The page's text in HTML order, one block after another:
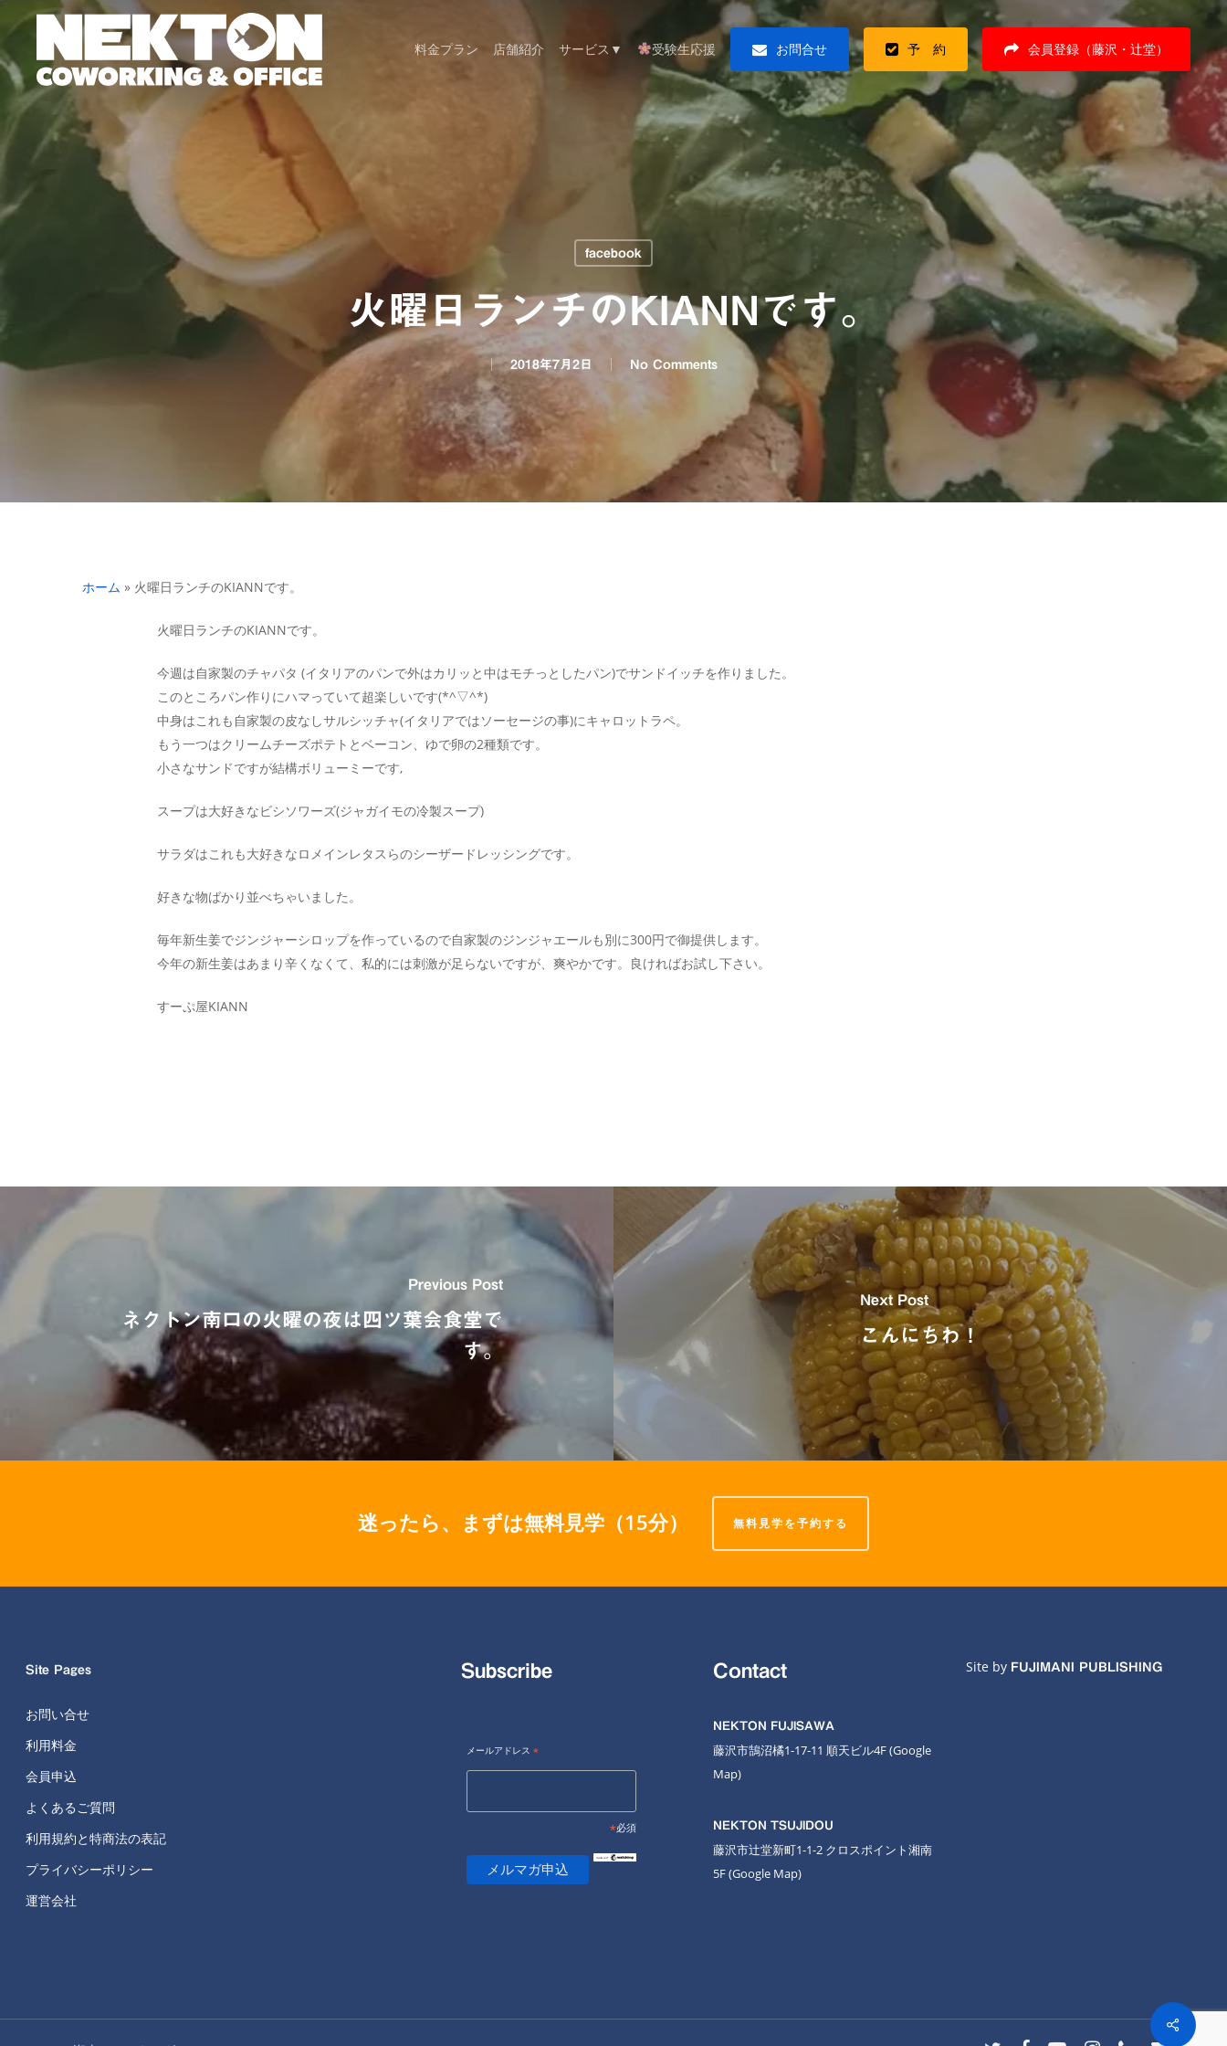
main
content
料金プラン 店舗紹介 サービス▼ 受験生応援 お問合せ 予 約 会員登録（藤沢・辻堂）
facebook
火曜日ランチのKIANNです。
2018年7月2日 No Comments
ホーム » 火曜日ランチのKIANNです。
火曜日ランチのKIANNです。
今週は自家製のチャパタ (イタリアのパンで外はカリッと中はモチっとしたパン)でサンドイッチを作りました。
このところパン作りにハマっていて超楽しいです(*^▽^*)
中身はこれも自家製の皮なしサルシッチャ(イタリアではソーセージの事)にキャロットラペ。
もう一つはクリームチーズポテトとベーコン、ゆで卵の2種類です。
小さなサンドですが結構ボリューミーです,
スープは大好きなビシソワーズ(ジャガイモの冷製スープ)
サラダはこれも大好きなロメインレタスらのシーザードレッシングです。
好きな物ばかり並べちゃいました。
毎年新生姜でジンジャーシロップを作っているので自家製のジンジャエールも別に300円で御提供します。
今年の新生姜はあまり辛くなくて、私的には刺激が足らないですが、爽やかです。良ければお試し下さい。
すーぷ屋KIANN
Previous Post
ネクトン南口の火曜の夜は四ツ葉会食堂で
す。
Next Post
こんにちわ！
Share
迷ったら、まずは無料見学（15分） 無料見学を予約する
Site Pages
お問い合せ
利用料金
会員申込
よくあるご質問
利用規約と特商法の表記
プライバシーポリシー
運営会社
Subscribe
メールアドレス *
*必須
Contact
NEKTON FUJISAWA
藤沢市鵠沼橘1-17-11 順天ビル4F(Google
Map)
NEKTON TSUJIDOU
藤沢市辻堂新町1-1-2 クロスポイント湘南
5F(Google Map)
Site by FUJIMANI PUBLISHING